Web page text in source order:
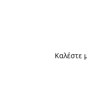
Καλέστε